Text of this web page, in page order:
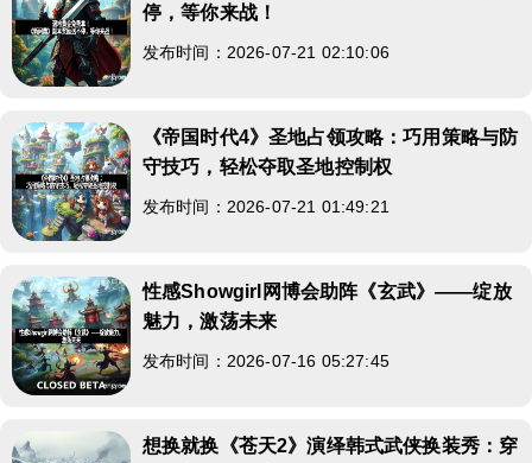
停，等你来战！
发布时间：2026-07-21 02:10:06
《帝国时代4》圣地占领攻略：巧用策略与防
守技巧，轻松夺取圣地控制权
发布时间：2026-07-21 01:49:21
性感Showgirl网博会助阵《玄武》——绽放
魅力，激荡未来
发布时间：2026-07-16 05:27:45
想换就换《苍天2》演绎韩式武侠换装秀：穿